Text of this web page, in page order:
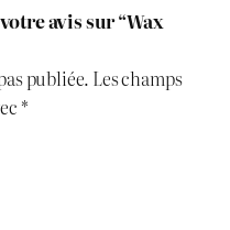
avis sur “Wax
publiée. Les champs
*